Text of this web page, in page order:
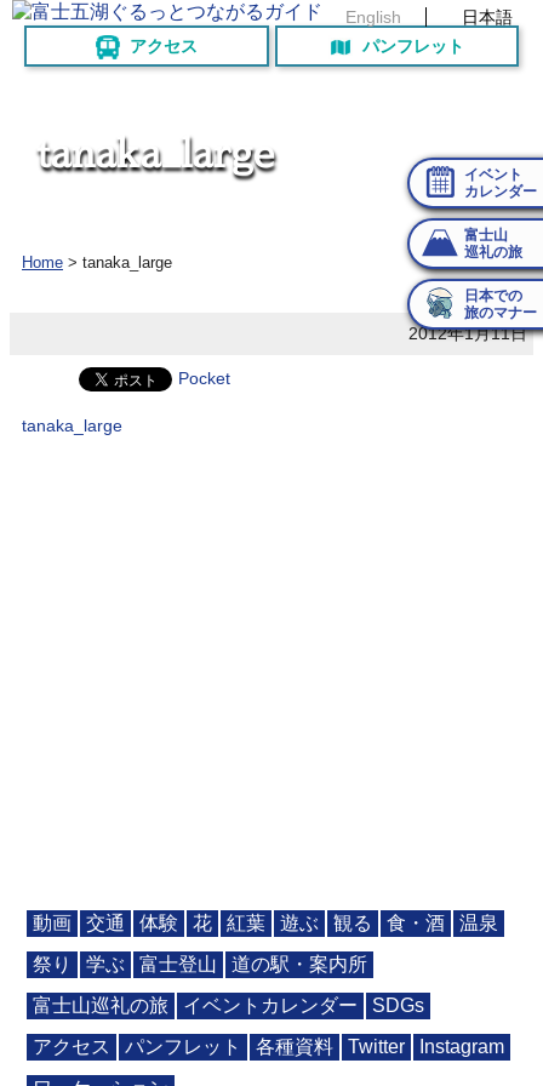
English
日本語
アクセス
パンフレット
イベント
カレンダー
富士山
巡礼の旅
日本での
旅のマナー
tanaka_ large
Home > tanaka_large
2012年1月11日
Pocket
tanaka_large
動画 交通 体験 花 紅葉 遊ぶ 観る 食・酒
温泉
祭り
学ぶ 富士登山
道の駅・案内所
富士山巡礼の旅
イベントカレンダー
SDGs
アクセス
パンフレット 各種資料 Twitter
Instagram